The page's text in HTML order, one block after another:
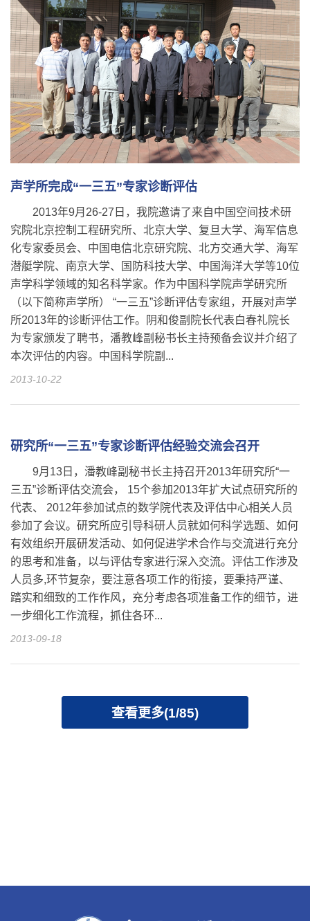
声学所完成“一三五”专家诊断评估
2013年9月26-27日，我院邀请了来自中国空间技术研
究院北京控制工程研究所、北京大学、复旦大学、海军信息
化专家委员会、中国电信北京研究院、北方交通大学、海军
潜艇学院、南京大学、国防科技大学、中国海洋大学等10位
声学科学领域的知名科学家。作为中国科学院声学研究所
（以下简称声学所） “一三五”诊断评估专家组，开展对声学
所2013年的诊断评估工作。阴和俊副院长代表白春礼院长
为专家颁发了聘书，潘教峰副秘书长主持预备会议并介绍了
本次评估的内容。中国科学院副...
2013-10-22
研究所“一三五”专家诊断评估经验交流会召开
9月13日，潘教峰副秘书长主持召开2013年研究所“一
三五”诊断评估交流会， 15个参加2013年扩大试点研究所的
代表、 2012年参加试点的数学院代表及评估中心相关人员
参加了会议。研究所应引导科研人员就如何科学选题、如何
有效组织开展研发活动、如何促进学术合作与交流进行充分
的思考和准备，以与评估专家进行深入交流。评估工作涉及
人员多,环节复杂，要注意各项工作的衔接，要秉持严谨、
踏实和细致的工作作风，充分考虑各项准备工作的细节，进
一步细化工作流程，抓住各环...
2013-09-18
查看更多(1/85)